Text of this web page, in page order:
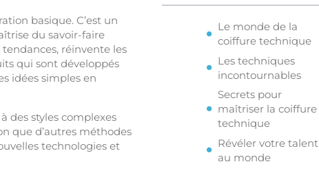
basique. C’est un
du savoir-faire
réinvente les
qui sont développés
idées simples en
des styles complexes
que d’autres méthodes
technologies et
Le monde de la
coiffure technique
Les techniques
incontournables
Secrets pour
maîtriser la coiffure
technique
Révéler votre talent
au monde